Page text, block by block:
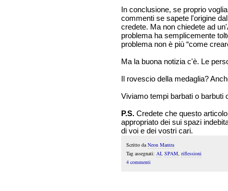
In conclusione, se proprio
commenti se sapete l'origine
credete. Ma non chiedete ad
problema ha semplicemente
problema non è più “come
Ma la buona notizia c'è. Le
Il rovescio della medaglia?
Viviamo tempi barbati o barbuti
P.S.Credete che questo
appropriato dei sui spazi
di voi e dei vostri cari.
Scritto da Neon Mantra
Tag assegnati: AI, SPAM, riflessioni
4 commenti